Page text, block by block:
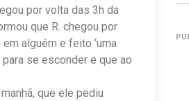
por volta das 3h da
que R. chegou por
alguém e feito ‘uma
para se esconder e que ao
que ele pediu